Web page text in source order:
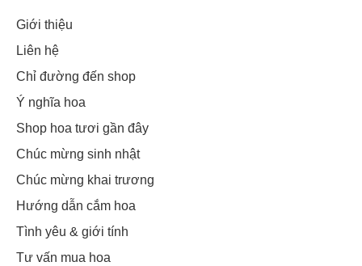
Giới thiệu
Liên hệ
Chỉ đường đến shop
Ý nghĩa hoa
Shop hoa tươi gần đây
Chúc mừng sinh nhật
Chúc mừng khai trương
Hướng dẫn cắm hoa
Tình yêu & giới tính
Tư vấn mua hoa